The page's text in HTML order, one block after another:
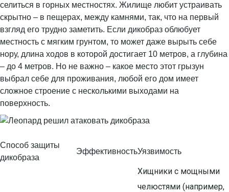
селиться в горных местностях. Жилище любит устраивать
скрытно – в пещерах, между камнями, так, что на первый
взгляд его трудно заметить. Если дикобраз облюбует
местность с мягким грунтом, то может даже вырыть себе
нору, длина ходов в которой достигает 10 метров, а глубина
– до 4 метров. Но не важно – какое место этот грызун
выбрал себе для проживания, любой его дом имеет
сложное строение с несколькими выходами на
поверхность.
Способ защиты
дикобраза
ЭффективностьУязвимость
Хищники с мощными
челюстями (например,